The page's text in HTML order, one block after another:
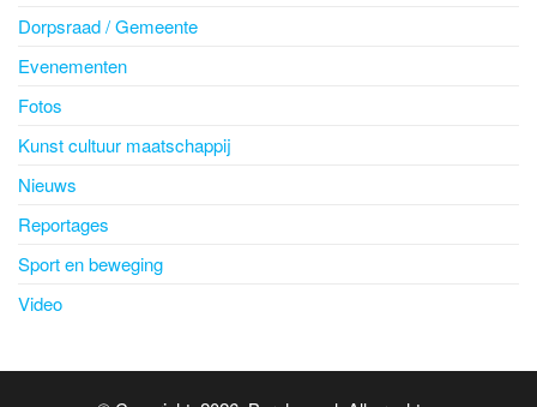
Dorpsraad / Gemeente
Evenementen
Fotos
Kunst cultuur maatschappij
Nieuws
Reportages
Sport en beweging
Video